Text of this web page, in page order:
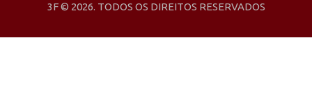
3F © 2026. TODOS OS DIREITOS RESERVADOS